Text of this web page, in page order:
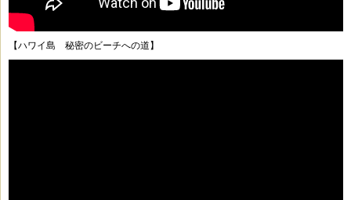
【ハワイ島 秘密のビーチへの道】